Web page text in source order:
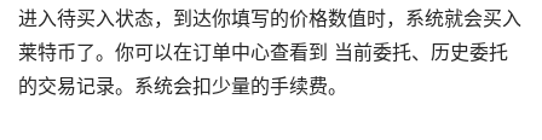
进入待买入状态，到达你填写的价格数值时，系统就会买入
莱特币了。你可以在订单中心查看到 当前委托、历史委托
的交易记录。系统会扣少量的手续费。